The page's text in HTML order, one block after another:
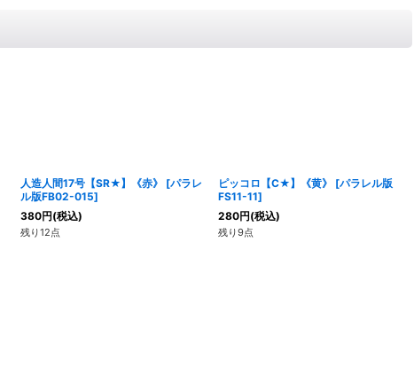
人造人間17号【SR★】《赤》 [パラレ
ル版FB02-015]
380円(税込)
残り12点
ピッコロ【C★】《黄》 [パラレル版
FS11-11]
280円(税込)
残り9点